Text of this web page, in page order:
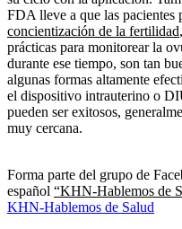
FDA lleve a que las pacientes
concientización de la fertilidad
prácticas para monitorear la
durante ese tiempo, son tan
algunas formas altamente
el dispositivo intrauterino o
pueden ser exitosos,
muy cercana.
Forma parte del grupo de
español “KHN-Hablemos de
KHN-Hablemos de Salud